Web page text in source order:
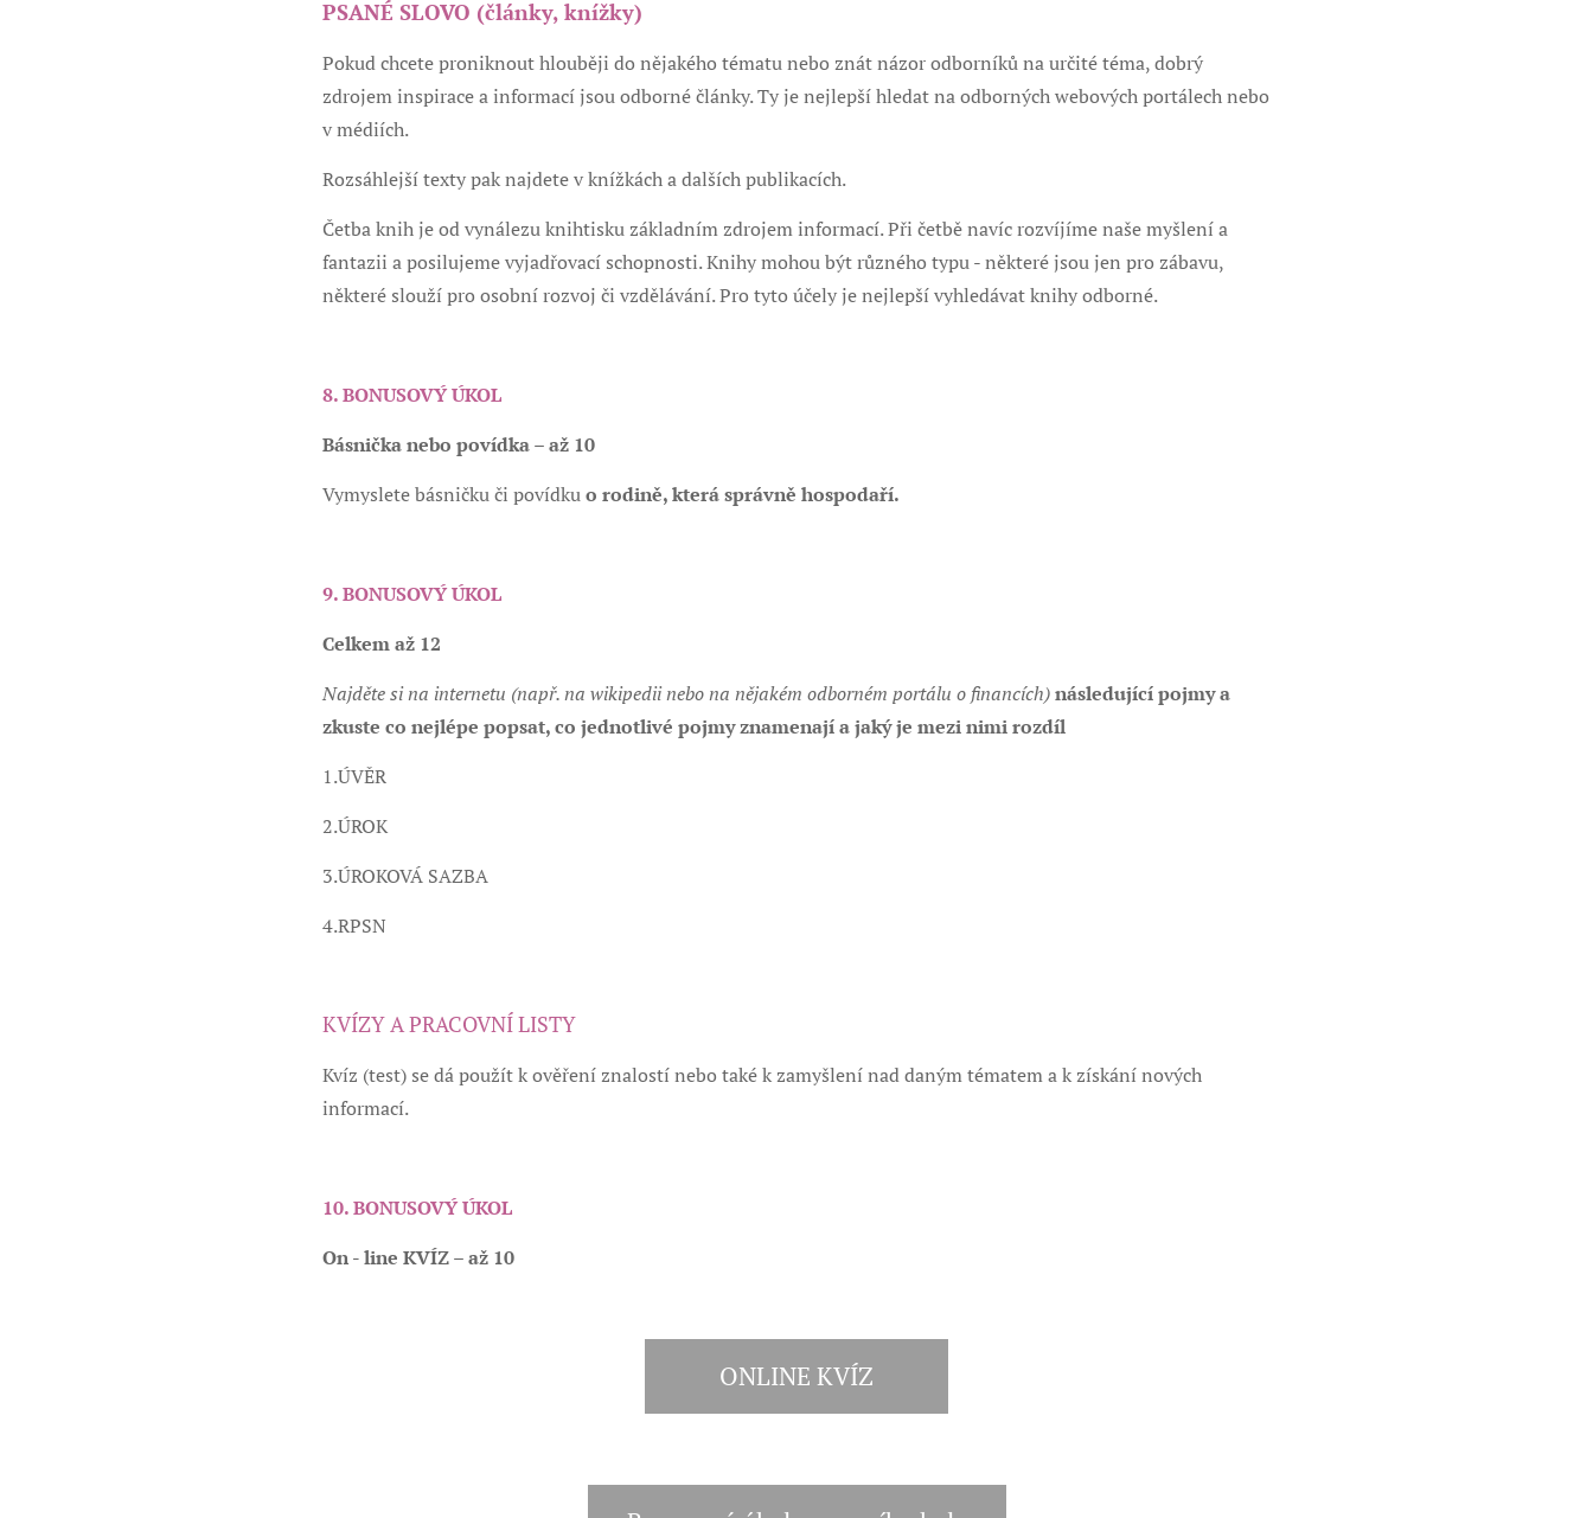
PSANÉ SLOVO (články, knížky)
Pokud chcete proniknout hlouběji do nějakého tématu nebo znát názor odborníků na určité téma, dobrý
zdrojem inspirace a informací jsou odborné články. Ty je nejlepší hledat na odborných webových portálech nebo
v médiích.
Rozsáhlejší texty pak najdete v knížkách a dalších publikacích.
Četba knih je od vynálezu knihtisku základním zdrojem informací. Při četbě navíc rozvíjíme naše myšlení a
fantazii a posilujeme vyjadřovací schopnosti. Knihy mohou být různého typu - některé jsou jen pro zábavu,
některé slouží pro osobní rozvoj či vzdělávání. Pro tyto účely je nejlepší vyhledávat knihy odborné.
8. BONUSOVÝ ÚKOL
Básnička nebo povídka – až 10
Vymyslete básničku či povídkuo rodině, která správně hospodaří.
9. BONUSOVÝ ÚKOL
Celkem až 12
Najděte si na internetu (např. na wikipedii nebo na nějakém odborném portálu o financích)následující pojmy a
zkuste co nejlépe popsat, co jednotlivé pojmy znamenají a jaký je mezi nimi rozdíl
1.ÚVĚR
2.ÚROK
3.ÚROKOVÁ SAZBA
4.RPSN
KVÍZY A PRACOVNÍ LISTY
Kvíz (test) se dá použít k ověření znalostí nebo také k zamyšlení nad daným tématem a k získání nových
informací.
10. BONUSOVÝ ÚKOL
On - line KVÍZ– až 10
ONLINE KVÍZ